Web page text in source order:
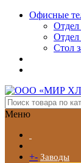
Офисные
Отдел
Отдел
Стол
Меню
+- Заводы